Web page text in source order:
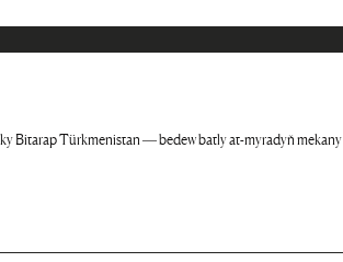
Bitarap Türkmenistan — bedew batly at-myradyň mekany